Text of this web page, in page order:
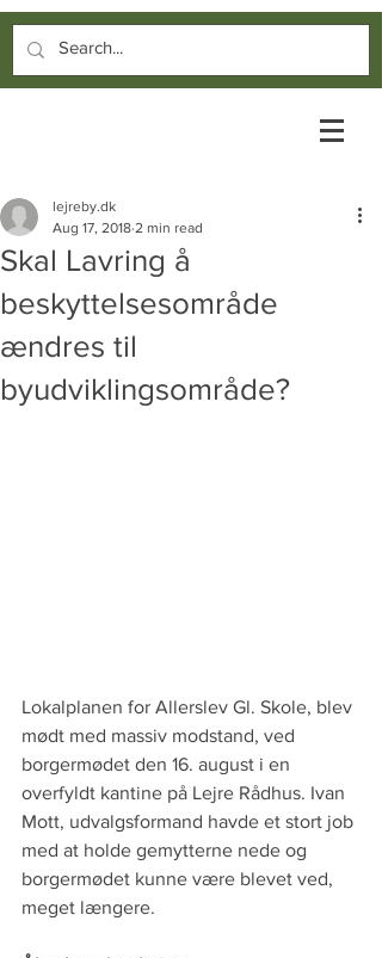
Skal Lavring å
beskyttelsesområde
ændres til
byudviklingsområde?
lejreby.dk
Aug 17, 2018 2 min read
Lokalplanen for Allerslev Gl. Skole, blev
mødt med massiv modstand, ved
borgermødet den 16. august i en
overfyldt kantine på Lejre Rådhus. Ivan
Mott, udvalgsformand havde et stort job
med at holde gemytterne nede og
borgermødet kunne være blevet ved,
meget længere.